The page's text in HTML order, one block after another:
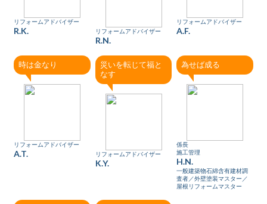
リフォームアドバイザー
R.K. リフォームアドバイザー
R.N.
リフォームアドバイザー
A.F.
時は金なり
リフォームアドバイザー
A.T.
災いを転じて福と
なす
リフォームアドバイザー
K.Y.
為せば成る
係長
施工管理
H.N.
一般建築物石綿含有建材調
査者／外壁塗装マスター／
屋根リフォームマスター